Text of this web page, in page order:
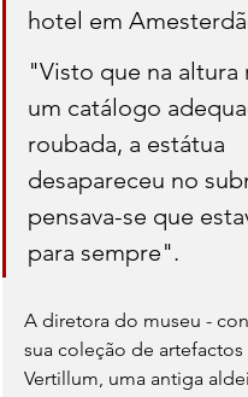
hotel em
"Visto que na altura
um catálogo
roubada, a estátua
desapareceu no
pensava-se que
para sempre".
A diretora do museu -
sua coleção de
Vertillum, uma antiga